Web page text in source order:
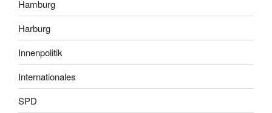
Hamburg
Harburg
Innenpolitik
Internationales
SPD